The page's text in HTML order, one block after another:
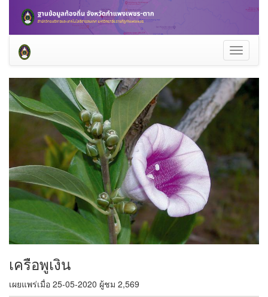
Toggle
เครือพูเงิน
เผยแพร่เมื่อ 25-05-2020 ผู้ชม 2,569